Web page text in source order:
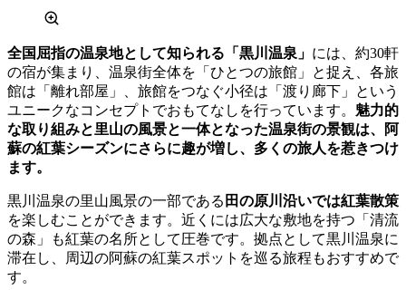
全国屈指の温泉地として知られる「黒川温泉」 には、約30軒
の宿が集まり、温泉街全体を「ひとつの旅館」と捉え、各旅
館は「離れ部屋」、旅館をつなぐ小径は「渡り廊下」という
ユニークなコンセプトでおもてなしを行っています。 魅力的
な取り組みと里山の風景と一体となった温泉街の景観は、阿
蘇の紅葉シーズンにさらに趣が増し、多くの旅人を惹きつけ
ます。
黒川温泉の里山風景の一部である 田の原川沿いでは紅葉散策
を楽しむことができます。近くには広大な敷地を持つ「清流
の森」も紅葉の名所として圧巻です。拠点として黒川温泉に
滞在し、周辺の阿蘇の紅葉スポットを巡る旅程もおすすめで
す。